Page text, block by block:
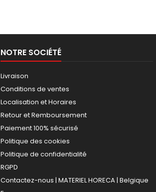
NOTRE SOCIÉTÉ
Livraison
Conditions de ventes
Localisation et Horaires
Retour et Remboursement
Paiement 100% sécurisé
Politique des cookies
Politique de confidentialité
RGPD
Contactez-nous | MATERIEL HORECA | Belgique